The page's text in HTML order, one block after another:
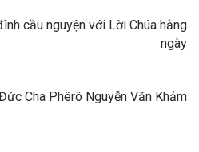
cầu nguyện với Lời Chúa hằng
ngày
Cha Phêrô Nguyễn Văn Khảm